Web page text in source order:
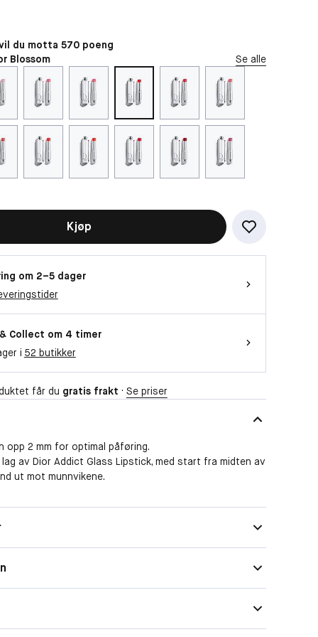
Blossom Se alle
du motta 570 poeng
Kjøp
om 2–5 dager
Collect om 4 timer
i 52 butikker
får du gratis frakt · Se priser
opp 2 mm for optimal påføring.
av Dior Addict Glass Lipstick, med start fra midten av
ut mot munnvikene.